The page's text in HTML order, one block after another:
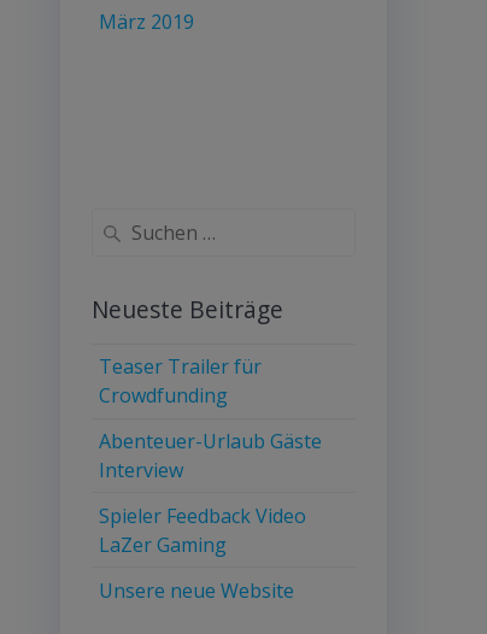
März 2019
Suche
nach:
Neueste Beiträge
Teaser Trailer für
Crowdfunding
Abenteuer-Urlaub Gäste
Interview
Spieler Feedback Video
LaZer Gaming
Unsere neue Website